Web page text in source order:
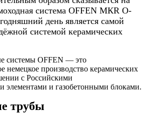
система OFFEN МКR O-
день является самой
системой керамических
системы OFFEN — это
немецкое производство керамических
с Российскими
элементами и газобетонными блоками.
трубы